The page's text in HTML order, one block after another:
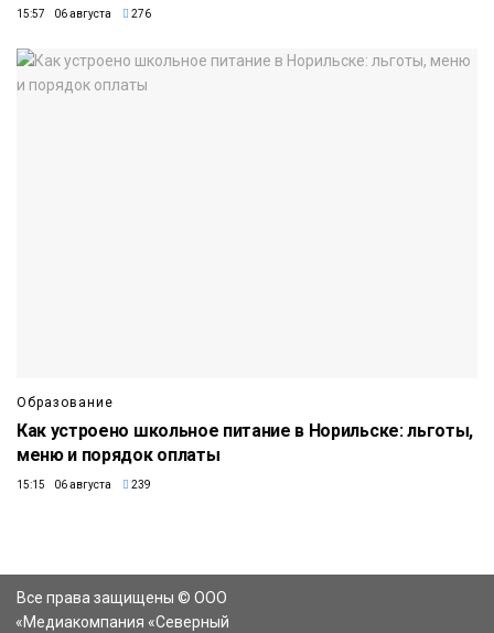
15:57 06 августа 276
Образование
Как устроено школьное питание в Норильске: льготы,
меню и порядок оплаты
15:15 06 августа 239
Все права защищены © ООО
«Медиакомпания «Северный